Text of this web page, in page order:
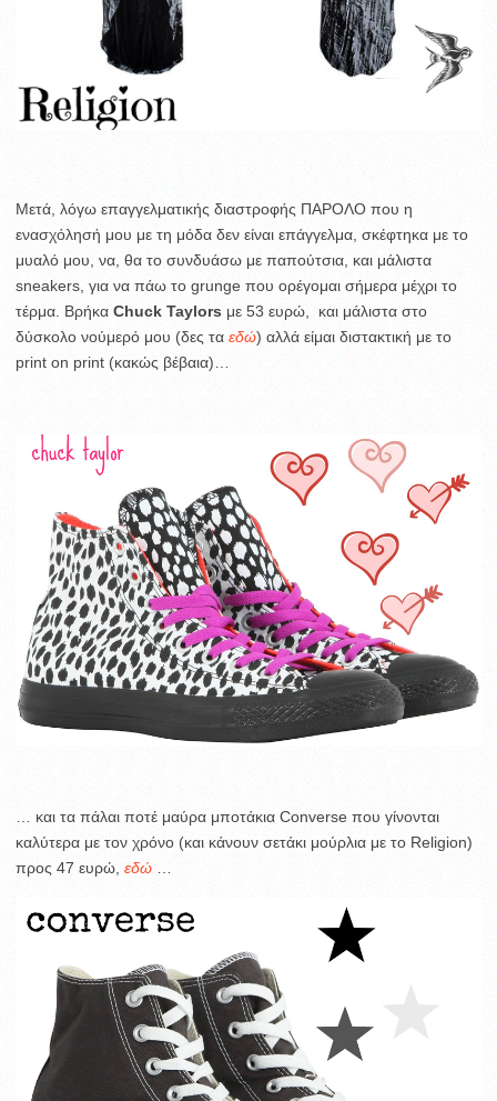
Μετά, λόγω επαγγελματικής διαστροφής ΠΑΡΟΛΟ που η
ενασχόλησή μου με τη μόδα δεν είναι επάγγελμα, σκέφτηκα με το
μυαλό μου, να, θα το συνδυάσω με παπούτσια, και μάλιστα
sneakers, για να πάω το grunge που ορέγομαι σήμερα μέχρι το
τέρμα. Βρήκα Chuck Taylors με 53 ευρώ, και μάλιστα στο
δύσκολο νούμερό μου (δες τα εδώ) αλλά είμαι διστακτική με το
print on print (κακώς βέβαια)…
… και τα πάλαι ποτέ μαύρα μποτάκια Converse που γίνονται
καλύτερα με τον χρόνο (και κάνουν σετάκι μούρλια με το Religion)
προς 47 ευρώ, εδώ …